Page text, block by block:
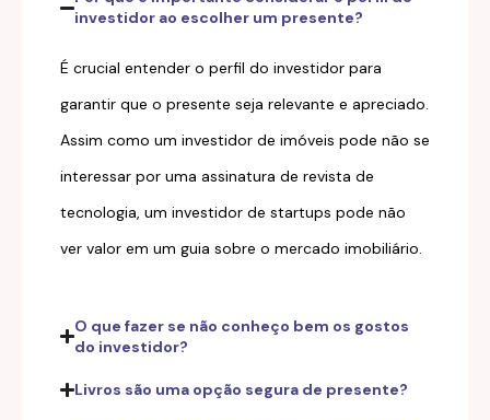
investidor ao escolher um presente?
É crucial entender o perfil do investidor para
garantir que o presente seja relevante e apreciado.
Assim como um investidor de imóveis pode não se
interessar por uma assinatura de revista de
tecnologia, um investidor de startups pode não
ver valor em um guia sobre o mercado imobiliário.
O que fazer se não conheço bem os gostos
do investidor?
Livros são uma opção segura de presente?